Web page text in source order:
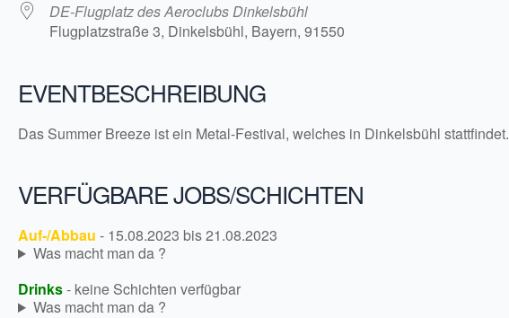
DE-Flugplatz des Aeroclubs Dinkelsbühl
Flugplatzstraße 3, Dinkelsbühl, Bayern, 91550
EVENTBESCHREIBUNG
Das Summer Breeze ist ein Metal-Festival, welches in Dinkelsbühl stattfindet.
VERFÜGBARE JOBS/SCHICHTEN
Auf-/Abbau - 15.08.2023 bis 21.08.2023
Was macht man da ?
Drinks- keine Schichten verfügbar
Was macht man da ?